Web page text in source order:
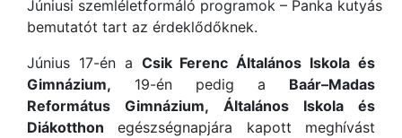
Júniusi szemléletformáló programok – Panka kutyás
bemutatót tart az érdeklődőknek.
Június 17-én a Csik Ferenc Általános Iskola és
Gimnázium, 19-én pedig a Baár–Madas
Református Gimnázium, Általános Iskola és
Diákotthon egészségnapjára kapott meghívást